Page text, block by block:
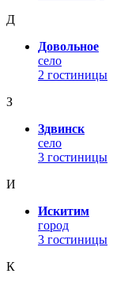
Д
Довольное
село
2 гостиницы
З
Здвинск
село
3 гостиницы
И
Искитим
город
3 гостиницы
К